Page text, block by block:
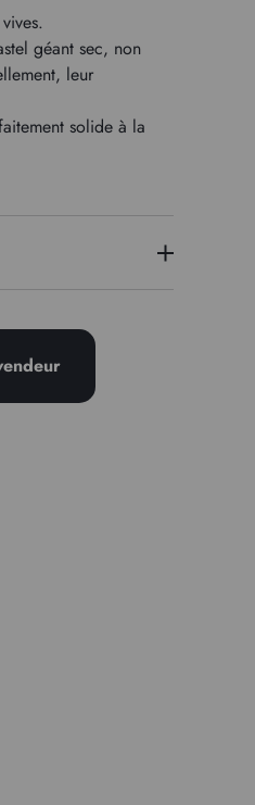
géant sec, non
leur
solide à la